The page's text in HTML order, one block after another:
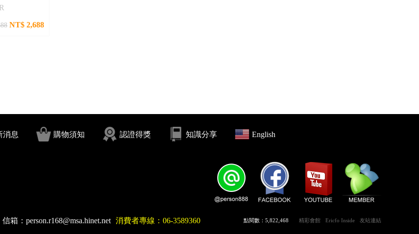
NT$ 2,688
消息 購物須知 認證得獎 知識分享 English
信箱： person.r168@msa.hinet.net 消費者專線：06-3589360 點閱數：5,822,468 精彩會館 Ericfo Inside 友站連結